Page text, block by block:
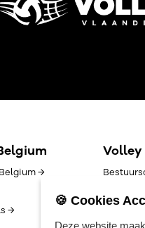
Volley
→
→
🍪 Cookies
Deze website